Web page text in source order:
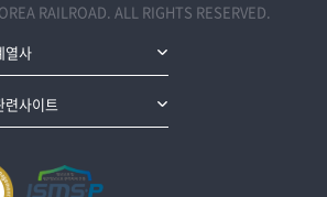
RAILROAD. ALL RIGHTS RESERVED.
열사
련사이트